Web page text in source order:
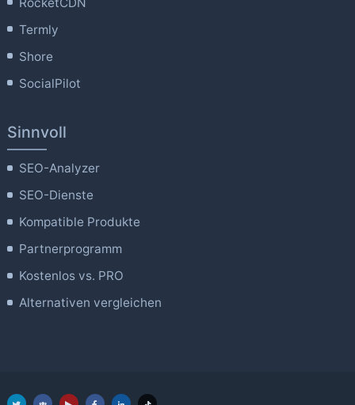
Termly
Shore
SocialPilot
Sinnvoll
SEO-Analyzer
SEO-Dienste
Kompatible Produkte
Partnerprogramm
Kostenlos vs. PRO
Alternativen vergleichen